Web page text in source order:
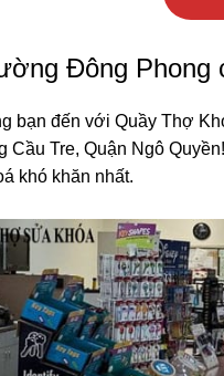
Đông Phong
bạn đến với Quầy Thợ
Cầu Tre, Quận Ngô
khó khăn nhất.